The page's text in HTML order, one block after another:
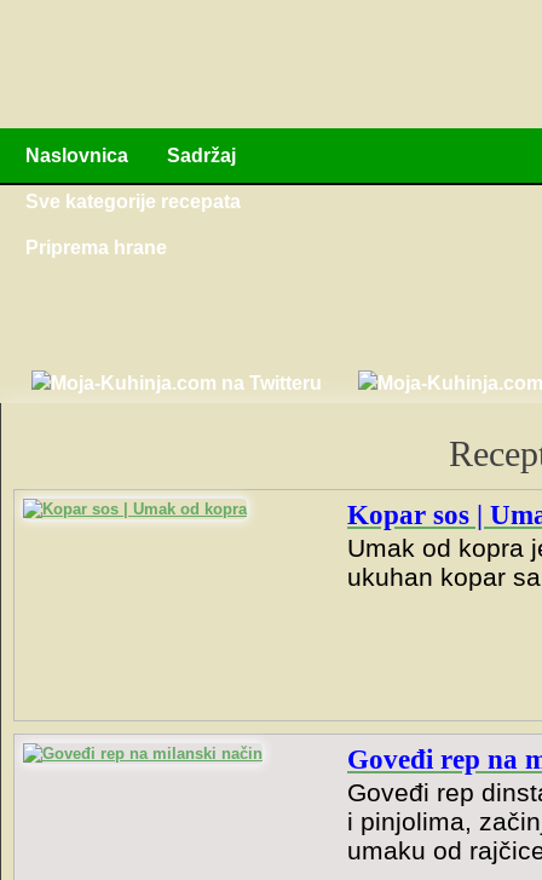
Naslovnica Sadržaj
Sve kategorije recepata
Priprema hrane
Kopar sos |
Umak od kopra
ukuhan kopar
Goveđi rep na
Goveđi rep
i pinjolima,
umaku od